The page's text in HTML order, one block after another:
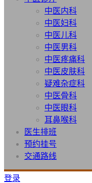
中医内科
中医妇科
中医儿科
中医男科
中医疼痛科
中医皮肤科
疑难杂症科
中医骨科
中医眼科
耳鼻喉科
医生排班
预约挂号
交通路线
登录